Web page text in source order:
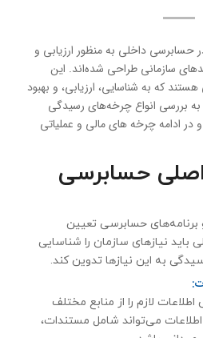
داخلی به منظور ارزیابی و
سازمانی طراحی شده‌اند. این
که به شناسایی، ارزیابی، و بهبود
به بررسی انواع چرخه‌های رسیدگی
ادامه چرخه های مالی و عملیاتی
حسابرسی
برنامه‌های حسابرسی تعیین
نیازهای سازمان را شناسایی
به این نیازها تدوین کند.
لازم را از منابع مختلف
می‌تواند شامل مستندات،